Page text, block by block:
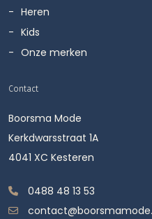
Heren
Kids
Onze merken
Contact
Boorsma Mode
Kerkdwarsstraat 1A
4041 XC Kesteren
0488 48 13 53